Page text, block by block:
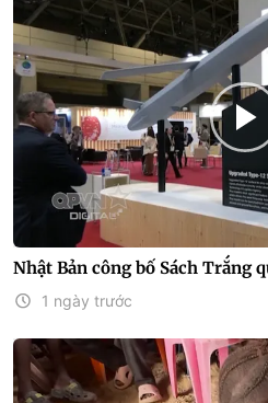
Nhật Bản công bố Sách Trắng
1 ngày trước